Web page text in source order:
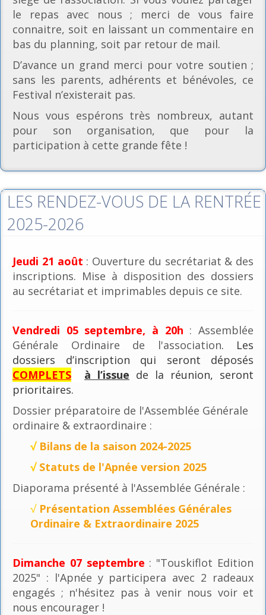
le repas avec nous ; merci de vous faire
connaitre, soit en laissant un commentaire en
bas du planning, soit par retour de mail.
D’avance un grand merci pour votre soutien ;
sans les parents, adhérents et bénévoles, ce
Festival n’existerait pas.
Nous vous espérons très nombreux, autant
pour son organisation, que pour la
participation à cette grande fête !
LES RENDEZ-VOUS DE LA RENTRÉE
2025-2026
Jeudi 21 août : Ouverture du secrétariat & des
inscriptions. Mise à disposition des dossiers
au secrétariat et imprimables depuis ce site.
Vendredi 05 septembre, à 20h : Assemblée
Générale Ordinaire de l'association. Les
dossiers d’inscription qui seront déposés
COMPLETS
à l’issue de la réunion, seront
prioritaires.
Dossier préparatoire de l'Assemblée Générale
ordinaire & extraordinaire :
√ Bilans de la saison 2024-2025
√ Statuts de l'Apnée version 2025
Diaporama présenté à l'Assemblée Générale :
√ Présentation Assemblées Générales
Ordinaire & Extraordinaire 2025
Dimanche 07 septembre : "Touskiflot Edition
2025" : l'Apnée y participera avec 2 radeaux
engagés ; n'hésitez pas à venir nous voir et
nous encourager !